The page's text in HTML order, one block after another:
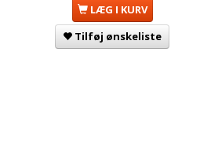
LÆG I KURV
Tilføj ønskeliste